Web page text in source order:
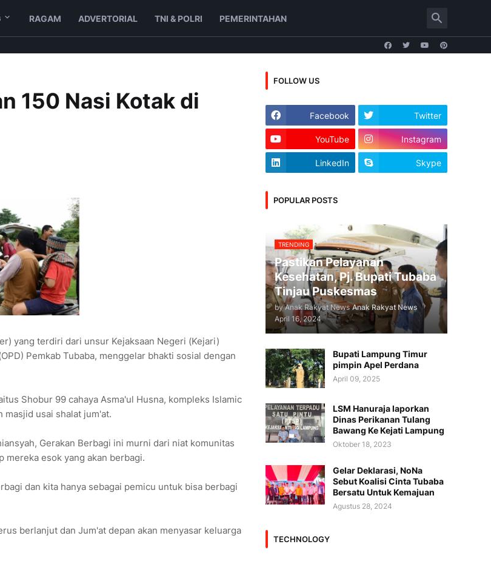
RAGAM ADVERTORIAL TNI & POLRI PEMERINTAHAN
150 Nasi Kotak di
yang terdiri dari unsur Kejaksaan Negeri (Kejari)
Pemkab Tubaba, menggelar bhakti sosial dengan
Shobur 99 cahaya Asma'ul Husna, kompleks Islamic
masjid usai shalat jum'at.
Gerakan Berbagi ini murni dari niat komunitas
esok yang akan berbagi.
dan kita hanya sebagai pemicu untuk bisa berbagi
berlanjut dan Jum'at depan akan menyasar keluarga
FOLLOW US
Facebook Twitter
YouTube Instagram
LinkedIn Skype
POPULAR POSTS
TRENDING
Pastikan Pelayanan
Kesehatan, Pj. Bupati Tubaba
Tinjau Puskesmas
by Anak Rakyat News Anak Rakyat News
April 16, 2024
Bupati Lampung Timur
pimpin Apel Perdana
April 09, 2025
LSM Hanuraja laporkan
Dinas Perikanan Tulang
Bawang Ke Kejati Lampung
Oktober 18, 2023
Gelar Deklarasi, NoNa
Sebut Koalisi Cinta Tubaba
Bersatu Untuk Kemajuan
Agustus 28, 2024
TECHNOLOGY